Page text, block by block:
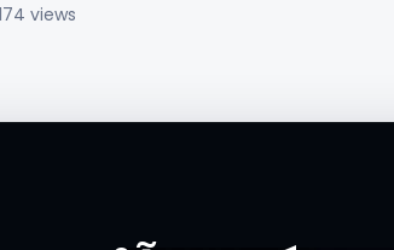
views